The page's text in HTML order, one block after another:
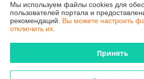
Доставка и оплата
График работы
Мы используем файлы cookies для
пользователей портала и
рекомендаций. Вы можете настроить
отключить их.
Принять